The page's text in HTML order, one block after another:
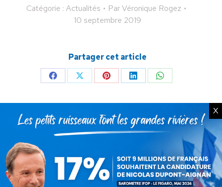
Catégorie : Actualités ParVéronique Rogez
10 septembre 2019
Partager cet article
Partager
Facebook
PartagerPartager
Pinterest
Partager
LinkedIn
Partager
Auteur :Véronique Rogez
Déléguée nationale à la
santé et déléguée nationale
adjointe aux fédérations
X